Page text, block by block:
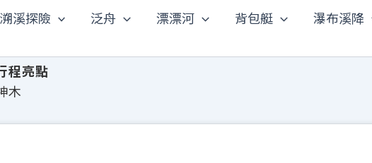
溯溪探險 泛舟 漂漂河 背包艇 瀑布溪降
程亮點
木